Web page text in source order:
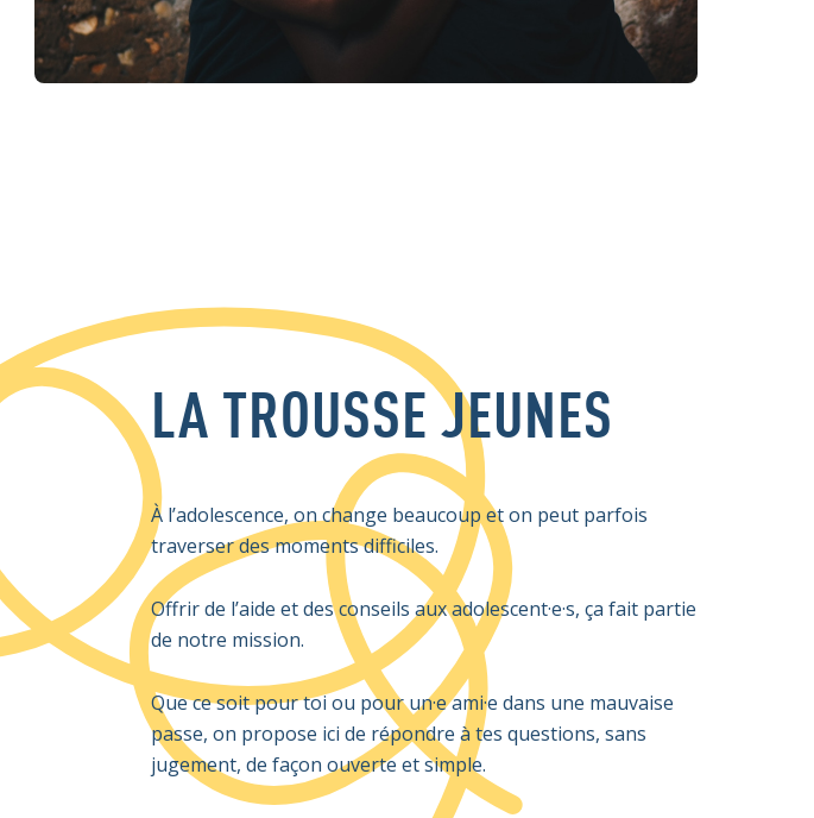
LA TROUSSE JEUNES
À l’adolescence, on change beaucoup et on peut parfois
traverser des moments difficiles.
Offrir de l’aide et des conseils aux adolescent·e·s, ça fait partie
de notre mission.
Que ce soit pour toi ou pour un·e ami·e dans une mauvaise
passe, on propose ici de répondre à tes questions, sans
jugement, de façon ouverte et simple.